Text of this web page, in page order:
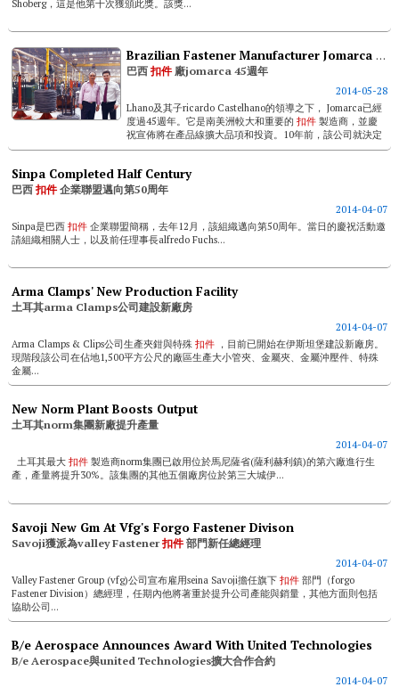
Shoberg，這是他第十次獲頒此獎。該獎...
Brazilian Fastener Manufacturer Jomarca Completed 45 Years
巴西扣件廠jomarca 45週年
2014-05-28
Lhano及其子ricardo Castelhano的領導之下， Jomarca已經
度過45週年。它是南美洲較大和重要的 扣件製造商，並慶
祝宣佈將在產品線擴大品項和投資。10年前，該公司就決定
將...
Sinpa Completed Half Century
巴西扣件企業聯盟邁向第50周年
2014-04-07
Sinpa是巴西 扣件企業聯盟簡稱，去年12月，該組織邁向第50周年。當日的慶祝活動邀
請組織相關人士，以及前任理事長alfredo Fuchs...
Arma Clamps' New Production Facility
土耳其arma Clamps公司建設新廠房
2014-04-07
Arma Clamps & Clips公司生產夾鉗與特殊 扣件 ，目前已開始在伊斯坦堡建設新廠房。
現階段該公司在佔地1,500平方公尺的廠區生產大小管夾、金屬夾、金屬沖壓件、特殊
金屬...
New Norm Plant Boosts Output
土耳其norm集團新廠提升產量
2014-04-07
土耳其最大 扣件製造商norm集團已啟用位於馬尼薩省(薩利赫利鎮)的第六廠進行生
產，產量將提升30%。該集團的其他五個廠房位於第三大城伊...
Savoji New Gm At Vfg's Forgo Fastener Divison
Savoji獲派為valley Fastener扣件部門新任總經理
2014-04-07
Valley Fastener Group (vfg)公司宣布雇用seina Savoji擔任旗下 扣件部門（forgo
Fastener Division）總經理，任期內他將著重於提升公司產能與銷量，其他方面則包括
協助公司...
B/e Aerospace Announces Award With United Technologies
B/e Aerospace與united Technologies擴大合作合約
2014-04-07